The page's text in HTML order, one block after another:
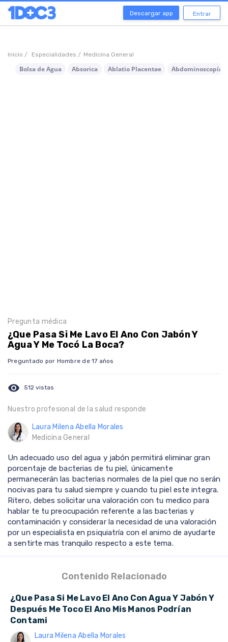
Descargar app Entrar
Inicio / Especialidades / Medicina General
Bolsa de Agua Absorica Ablatio Placentae Abdominoscopía
Pregunta médica
¿Que Pasa Si Me Lavo El Ano Con Jabón Y
Agua Y Me Tocó La Boca?
Preguntado por Hombre de 17 años
visibility 512 vistas
Nuestro profesional de la salud responde
Laura Milena Abella Morales
Medicina General
Un adecuado uso del agua y jabón permitirá eliminar gran
porcentaje de bacterias de tu piel, únicamente
permanecerán las bacterias normales de la piel que no serán
nocivas para tu salud siempre y cuando tu piel este integra.
Ritero, debes solicitar una valoración con tu medico para
hablar te tu preocupación referente a las bacterias y
contaminación y considerar la necesidad de una valoración
por un especialista en psiquiatría con el animo de ayudarte
a sentirte mas tranquilo respecto a este tema.
Contenido Relacionado
¿Que Pasa Si Me Lavo El Ano Con Agua Y Jabón Y
Después Me Toco El Ano Mis Manos Podrían
Contami
Laura Milena Abella Morales